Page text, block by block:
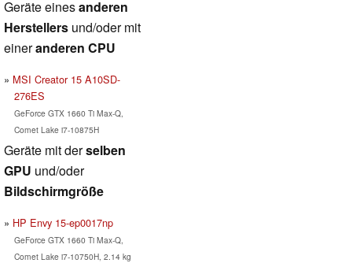
Geräte einesanderen
Herstellers und/oder mit
eineranderen CPU
MSI Creator 15 A10SD-
276ES
GeForce GTX 1660 Ti Max-Q,
Comet Lake i7-10875H
Geräte mit derselben
GPU und/oder
Bildschirmgröße
HP Envy 15-ep0017np
GeForce GTX 1660 Ti Max-Q,
Comet Lake i7-10750H, 2.14 kg